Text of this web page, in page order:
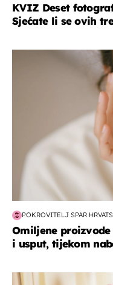
KVIZ Deset
Sjećate li se ovih
moda & ljepota
POKROVITELJ SPAR
Omiljene
i usput, tijekom
moda & ljepota